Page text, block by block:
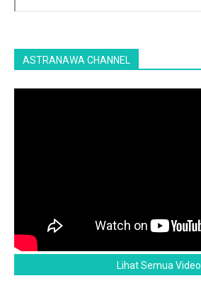
ASTRANAWA CHANNEL
Lihat Semua Video